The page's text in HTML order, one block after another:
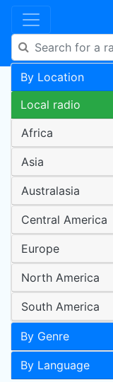
By Location
Local radio
Africa
Asia
Australasia
Central America
Europe
North America
South America
By Genre
By Language